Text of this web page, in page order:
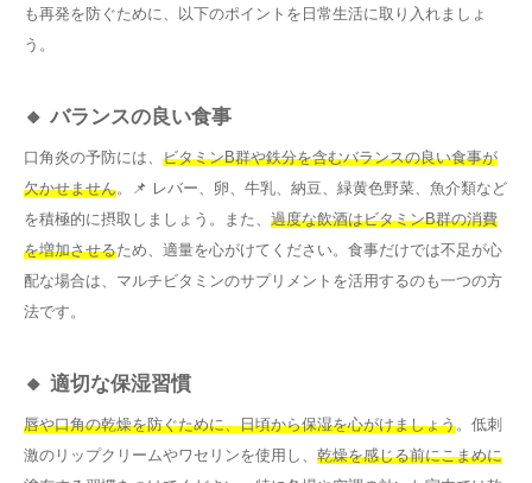
も再発を防ぐために、以下のポイントを日常生活に取り入れましょ
う。
🔸 バランスの良い食事
口角炎の予防には、 ビタミンB群や鉄分を含むバランスの良い食事が
欠かせません。📌 レバー、卵、牛乳、納豆、緑黄色野菜、魚介類など
を積極的に摂取しましょう。また、 過度な飲酒はビタミンB群の消費
を増加させるため、適量を心がけてください。食事だけでは不足が心
配な場合は、マルチビタミンのサプリメントを活用するのも一つの方
法です。
🔸 適切な保湿習慣
唇や口角の乾燥を防ぐために、日頃から保湿を心がけましょう。低刺
激のリップクリームやワセリンを使用し、 乾燥を感じる前にこまめに